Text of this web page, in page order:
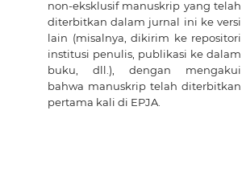
non-eksklusif manuskrip yang telah
diterbitkan dalam jurnal ini ke versi
lain (misalnya, dikirim ke repositori
institusi penulis, publikasi ke dalam
buku, dll.), dengan mengakui
bahwa manuskrip telah diterbitkan
pertama kali di EPJA.